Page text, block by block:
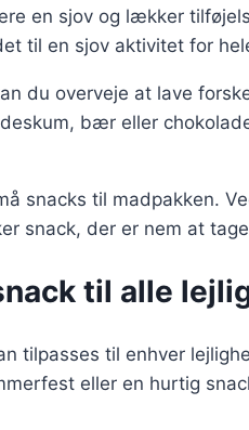
en sjov og lækker
til en sjov aktivitet for
du overveje at lave
bær eller
snacks til madpakken.
snack, der er nem at
til alle
tilpasses til enhver
eller en hurtig